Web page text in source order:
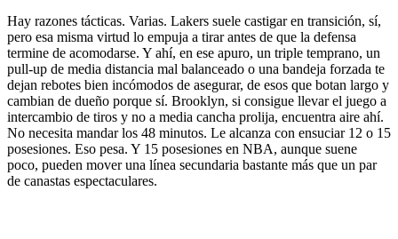
Hay razones tácticas. Varias. Lakers suele castigar en transición, sí,
pero esa misma virtud lo empuja a tirar antes de que la defensa
termine de acomodarse. Y ahí, en ese apuro, un triple temprano, un
pull-up de media distancia mal balanceado o una bandeja forzada te
dejan rebotes bien incómodos de asegurar, de esos que botan largo y
cambian de dueño porque sí. Brooklyn, si consigue llevar el juego a
intercambio de tiros y no a media cancha prolija, encuentra aire ahí.
No necesita mandar los 48 minutos. Le alcanza con ensuciar 12 o 15
posesiones. Eso pesa. Y 15 posesiones en NBA, aunque suene
poco, pueden mover una línea secundaria bastante más que un par
de canastas espectaculares.